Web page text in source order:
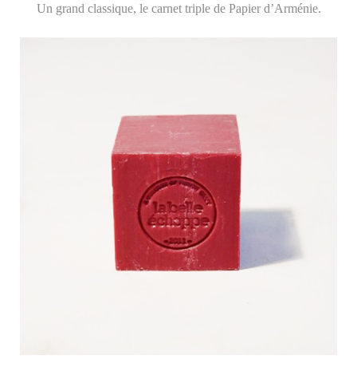
Un grand classique, le carnet triple de Papier d’Arménie.